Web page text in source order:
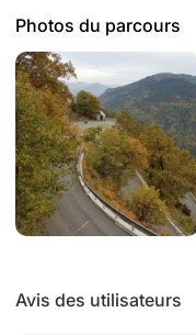
Photos du parcours
Avis des utilisateurs